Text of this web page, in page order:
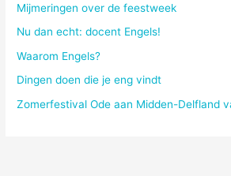
Mijmeringen over de feestweek
Nu dan echt: docent Engels!
Waarom Engels?
Dingen doen die je eng vindt
Zomerfestival Ode aan Midden-Delfland